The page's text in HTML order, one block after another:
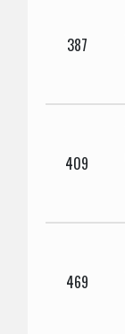
387
409
469